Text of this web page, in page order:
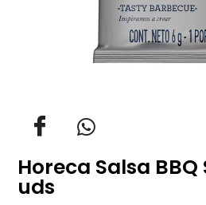
Horeca Salsa BBQ
uds